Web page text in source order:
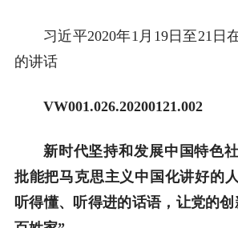
习近平2020年1月19日至21日
的讲话
VW001.026.20200121.002
新时代坚持和发展中国特色
批能把马克思主义中国化讲好的
听得懂、听得进的话语，让党的